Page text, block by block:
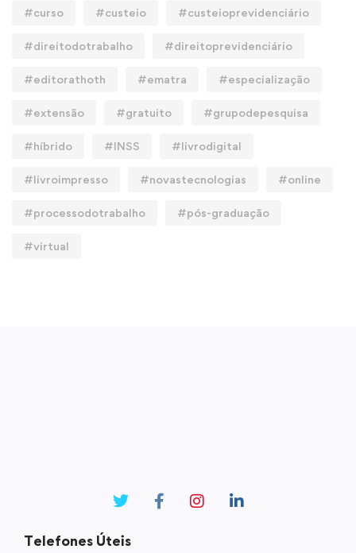
#curso #custeio #custeioprevidenciário
#direitodotrabalho #direitoprevidenciário
#editorathoth #ematra #especialização
#extensão #gratuito #grupodepesquisa
#híbrido #INSS #livrodigital
#livroimpresso #novastecnologias #online
#processodotrabalho #pós-graduação
#virtual
Telefones Úteis